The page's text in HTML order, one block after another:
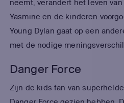
neemt, verandert het leven
Yasmine en de kinderen
Young Dylan gaat op een
met de nodige
Danger Force
Zijn de kids fan van